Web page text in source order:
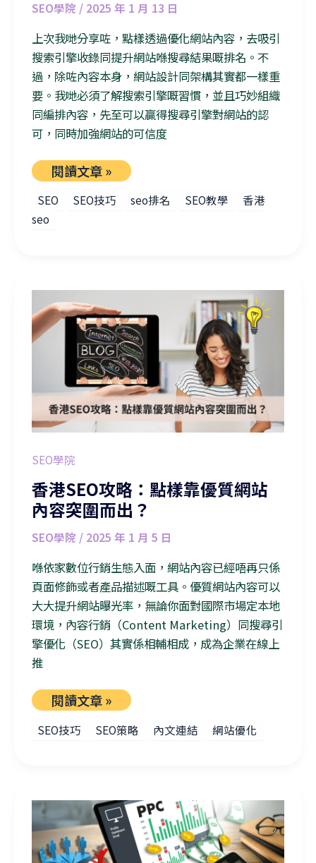
SEO學院 / 2025 年 1 月 13 日
上次我哋分享咗，點樣透過優化網站內容，去吸引
搜索引擎收錄同提升網站喺搜尋結果嘅排名。不
過，除咗內容本身，網站設計同架構其實都一樣重
要。我哋必須了解搜索引擎嘅習慣，並且巧妙組織
同編排內容，先至可以贏得搜尋引擎對網站的認
可，同時加強網站的可信度
閱讀文章 »
SEO SEO技巧 seo排名 SEO教學
香港
seo
SEO學院
香港SEO攻略：點樣靠優質網站
內容突圍而出？
SEO學院 / 2025 年 1 月 5 日
喺依家數位行銷生態入面，網站內容已經唔再只係
頁面修飾或者產品描述嘅工具。優質網站內容可以
大大提升網站曝光率，無論你面對國際市場定本地
環境，內容行銷（Content Marketing）同搜尋引
擎優化（SEO）其實係相輔相成，成為企業在線上
推
香港SEO攻略：點樣靠優質網站內容突圍而出？
閱讀文章 »
SEO技巧 SEO策略 內文連結 網站優化
如何透過精準目標受眾與市場定位分析策略，有效節省廣告預算？